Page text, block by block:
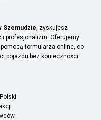
Szemudzie, zyskujesz
i profesjonalizm. Oferujemy
formularza online, co
pojazdu bez konieczności